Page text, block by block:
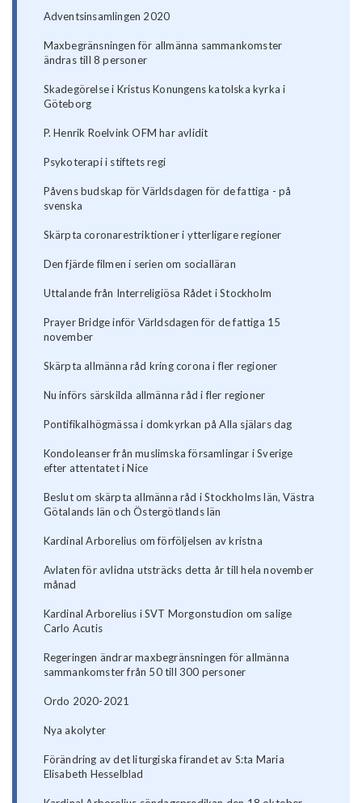
Adventsinsamlingen 2020
Maxbegränsningen för allmänna sammankomster
ändras till 8 personer
Skadegörelse i Kristus Konungens katolska kyrka i
Göteborg
P. Henrik Roelvink OFM har avlidit
Psykoterapi i stiftets regi
Påvens budskap för Världsdagen för de fattiga - på
svenska
Skärpta coronarestriktioner i ytterligare regioner
Den fjärde filmen i serien om socialläran
Uttalande från Interreligiösa Rådet i Stockholm
Prayer Bridge inför Världsdagen för de fattiga 15
november
Skärpta allmänna råd kring corona i fler regioner
Nu införs särskilda allmänna råd i fler regioner
Pontifikalhögmässa i domkyrkan på Alla själars dag
Kondoleanser från muslimska församlingar i Sverige
efter attentatet i Nice
Beslut om skärpta allmänna råd i Stockholms län, Västra
Götalands län och Östergötlands län
Kardinal Arborelius om förföljelsen av kristna
Avlaten för avlidna utsträcks detta år till hela november
månad
Kardinal Arborelius i SVT Morgonstudion om salige
Carlo Acutis
Regeringen ändrar maxbegränsningen för allmänna
sammankomster från 50 till 300 personer
Ordo 2020-2021
Nya akolyter
Förändring av det liturgiska firandet av S:ta Maria
Elisabeth Hesselblad